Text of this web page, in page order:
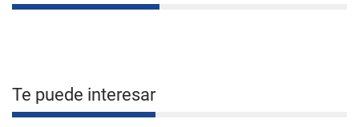
Te puede interesar